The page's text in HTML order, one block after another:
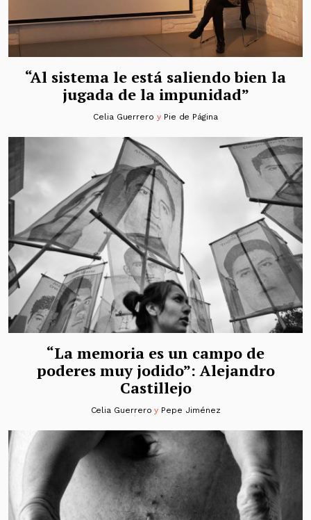
“Al sistema le está saliendo bien la
jugada de la impunidad”
Celia Guerrero y Pie de Página
“La memoria es un campo de
poderes muy jodido”: Alejandro
Castillejo
Celia Guerrero y Pepe Jiménez